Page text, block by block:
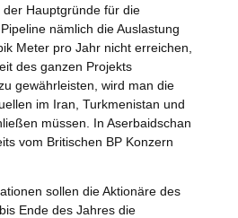
Hauptgründe für die
nämlich die Auslastung
Meter pro Jahr nicht erreichen,
des ganzen Projekts
gewährleisten, wird man die
im Iran, Turkmenistan und
müssen. In Aserbaidschan
vom Britischen BP Konzern
sollen die Aktionäre des
Ende des Jahres die